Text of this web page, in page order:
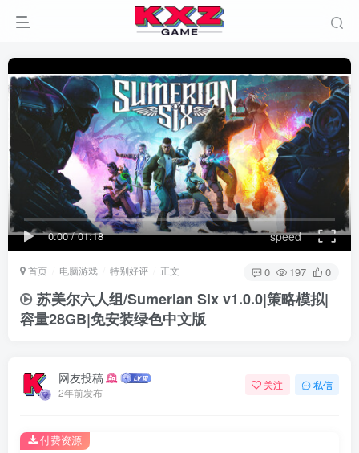
0:00/01:18 speed
首页 电脑游戏 特别好评 正文 0 197 0
苏美尔六人组/Sumerian Six v1.0.0|策略模拟|
容量28GB|免安装绿色中文版
网友投稿
2年前发布
关注 私信
付费资源